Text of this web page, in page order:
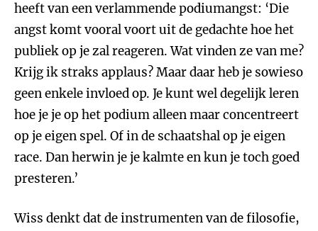
heeft van een verlammende podiumangst: ‘Die
angst komt vooral voort uit de gedachte hoe het
publiek op je zal reageren. Wat vinden ze van me?
Krijg ik straks applaus? Maar daar heb je sowieso
geen enkele invloed op. Je kunt wel degelijk leren
hoe je je op het podium alleen maar concentreert
op je eigen spel. Of in de schaatshal op je eigen
race. Dan herwin je je kalmte en kun je toch goed
presteren.’
Wiss denkt dat de instrumenten van de filosofie,